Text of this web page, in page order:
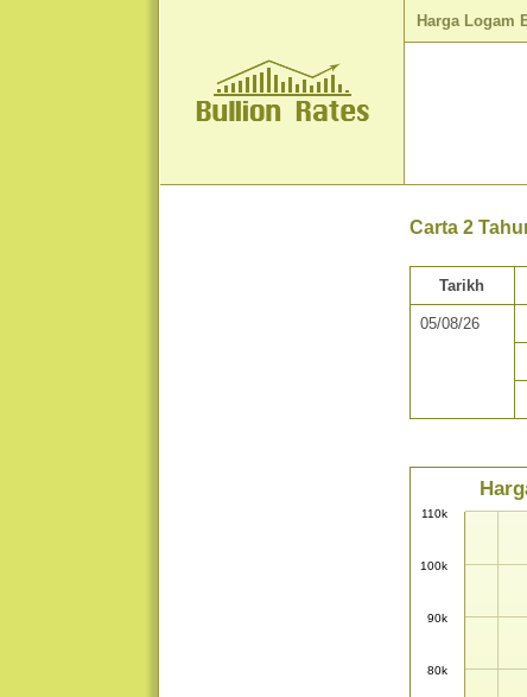
Harga Logam
Carta 2
Tarikh
05/08/26
80k
90k
100k
110k